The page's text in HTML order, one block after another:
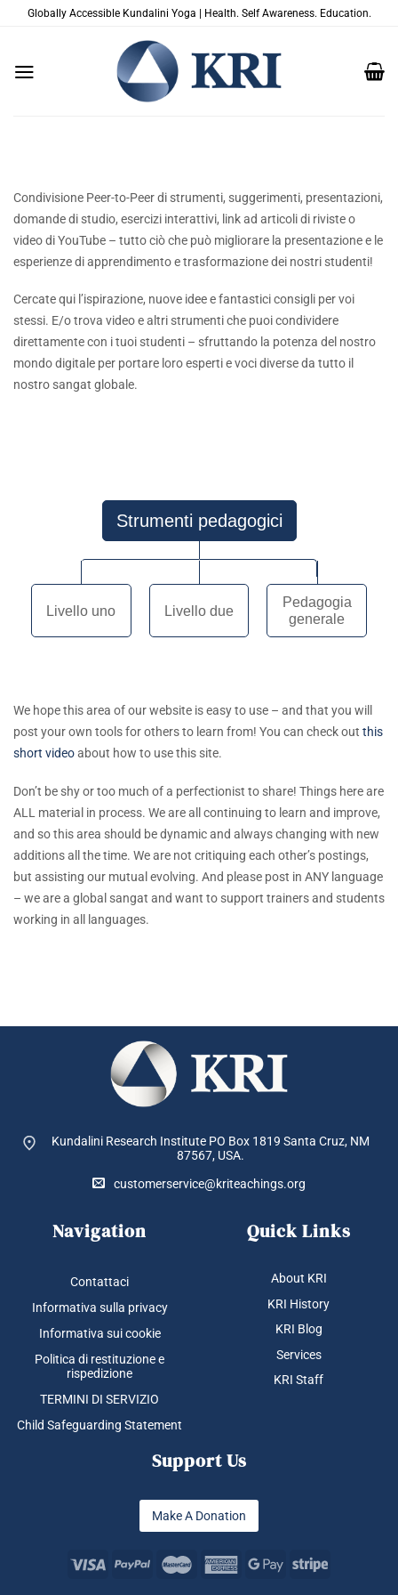
SaltaGlobally Accessible Kundalini Yoga | Health. Self Awareness. Education.
Condivisione Peer-to-Peer di strumenti, suggerimenti, presentazioni,
domande di studio, esercizi interattivi, link ad articoli di riviste o
video di YouTube – tutto ciò che può migliorare la presentazione e le
esperienze di apprendimento e trasformazione dei nostri studenti!
Cercate qui l’ispirazione, nuove idee e fantastici consigli per voi
stessi. E/o trova video e altri strumenti che puoi condividere
direttamente con i tuoi studenti – sfruttando la potenza del nostro
mondo digitale per portare loro esperti e voci diverse da tutto il
nostro sangat globale.
Strumenti pedagogici
Livello uno Livello due
Pedagogia
generale
We hope this area of our website is easy to use – and that you will
post your own tools for others to learn from! You can check out this
short videoabout how to use this site.
Don’t be shy or too much of a perfectionist to share! Things here are
ALL material in process. We are all continuing to learn and improve,
and so this area should be dynamic and always changing with new
additions all the time. We are not critiquing each other’s postings,
but assisting our mutual evolving. And please post in ANY language
– we are a global sangat and want to support trainers and students
working in all languages.
Kundalini Research Institute PO Box 1819 Santa Cruz, NM
87567, USA.
customerservice@kriteachings.org
Navigation
Contattaci
Informativa sulla privacy
Informativa sui cookie
Politica di restituzione e
rispedizione
TERMINI DI SERVIZIO
Child Safeguarding Statement
Quick Links
About KRI
KRI History
KRI Blog
Services
KRI Staff
Support Us
Make A Donation